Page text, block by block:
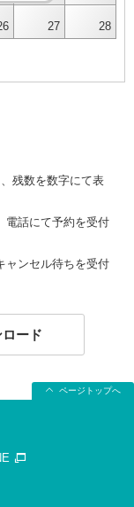
27 28
残数を数字にて表
電話にて予約を受付
ャンセル待ちを受付
ード
ページトップへ